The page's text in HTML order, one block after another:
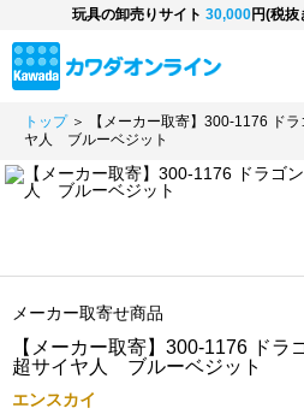
玩具の卸売りサイト 30,000円(税
トップ＞ 【メーカー取寄】300-1176 ド
ヤ人 ブルーベジット
メーカー取寄せ商品
【メーカー取寄】300-1176 ド
超サイヤ人 ブルーベジット
エンスカイ